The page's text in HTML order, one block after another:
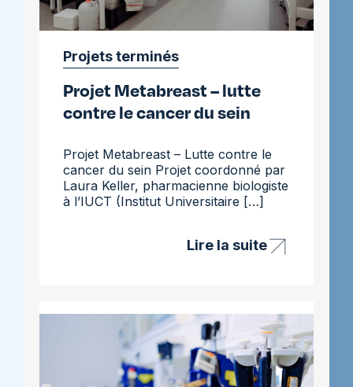
Projets terminés
Projet Metabreast – lutte
contre le cancer du sein
Projet Metabreast – Lutte contre le
cancer du sein Projet coordonné par
Laura Keller, pharmacienne biologiste
à l’IUCT (Institut Universitaire […]
Lire la suite
Projet
contre
cancer
du
sein